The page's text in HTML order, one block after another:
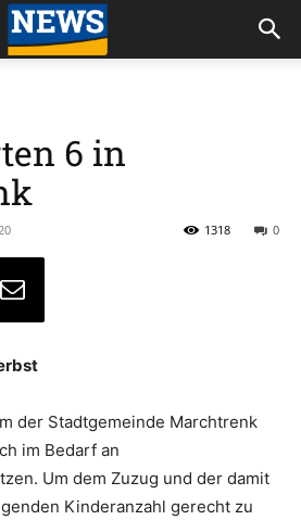
6 in
0
1318
der Stadtgemeinde Marchtrenk
im Bedarf an
Um dem Zuzug und der damit
Kinderanzahl gerecht zu